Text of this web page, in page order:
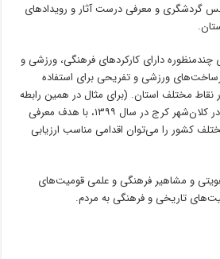
گردشگری و معرفی درست آثار و رویدادهای
دارای کارکردهای فرهنگی، ورزشی و
ورزشی و تفریحی برای استفاده
نقاط مختلف استان. (برای مثال در همین رابطه
ساخت بوستان ایران کوچک در کلان‌شهر کرج در سال ۱۳۹۹، با هدف معرفی
کشور را می‌توان اقدامی مناسب ارزیابی
و مشاهیر فرهنگی و علمی قومیت‌های
تاریخی و فرهنگی به مردم.